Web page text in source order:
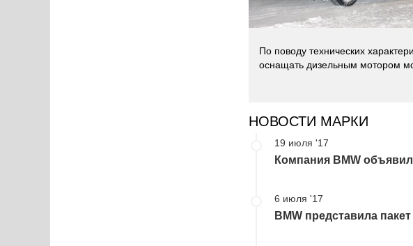
По поводу технических
оснащать дизельным мотором
НОВОСТИ МАРКИ
19 июля '17
Компания BMW
6 июля '17
BMW представила